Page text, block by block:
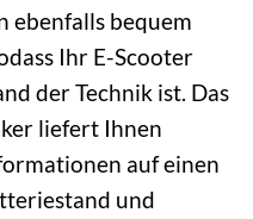
ebenfalls bequem
Ihr E-Scooter
der Technik ist. Das
liefert Ihnen
auf einen
und